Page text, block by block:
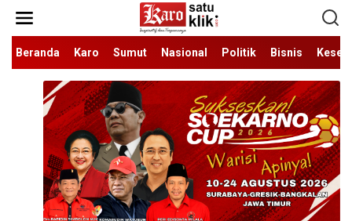
konten
Beranda
Karo Sumut Nasional Politik Bisnis